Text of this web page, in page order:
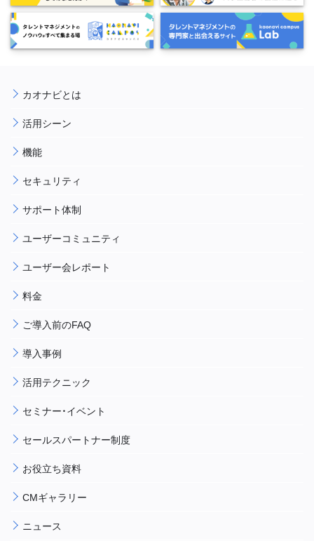
カオナビとは
活用シーン
機能
セキュリティ
サポート体制
ユーザーコミュニティ
ユーザー会レポート
料金
ご導入前のFAQ
導入事例
活用テクニック
セミナー・イベント
セールスパートナー制度
お役立ち資料
CMギャラリー
ニュース